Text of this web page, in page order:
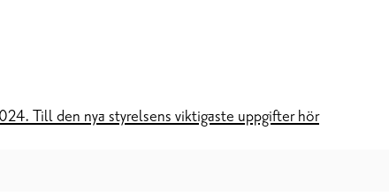
Till den nya styrelsens viktigaste uppgifter hör